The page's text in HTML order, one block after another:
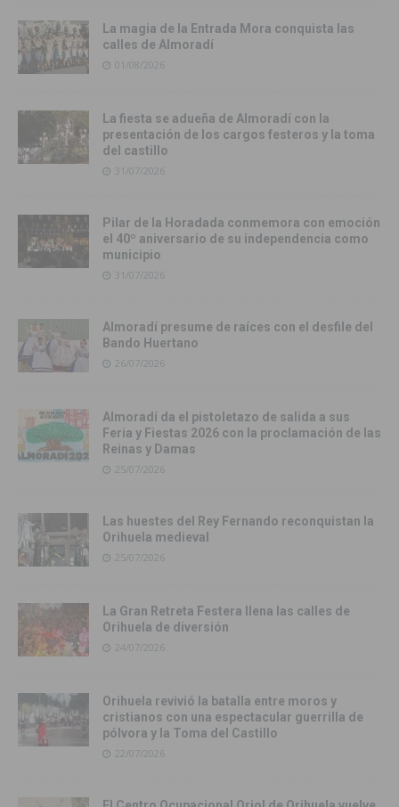
La magia de la Entrada Mora conquista las
calles de Almoradí
01/08/2026
La fiesta se adueña de Almoradí con la
presentación de los cargos festeros y la toma
del castillo
31/07/2026
Pilar de la Horadada conmemora con emoción
el 40º aniversario de su independencia como
municipio
31/07/2026
Almoradí presume de raíces con el desfile del
Bando Huertano
26/07/2026
Almoradí da el pistoletazo de salida a sus
Feria y Fiestas 2026 con la proclamación de las
Reinas y Damas
25/07/2026
Las huestes del Rey Fernando reconquistan la
Orihuela medieval
25/07/2026
La Gran Retreta Festera llena las calles de
Orihuela de diversión
24/07/2026
Orihuela revivió la batalla entre moros y
cristianos con una espectacular guerrilla de
pólvora y la Toma del Castillo
22/07/2026